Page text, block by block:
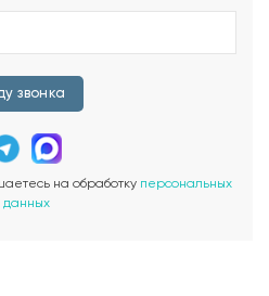
звонка
на обработку персональных
данных